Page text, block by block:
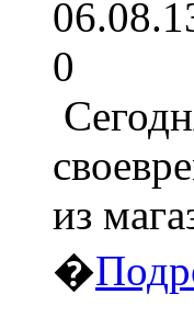
0
из
�